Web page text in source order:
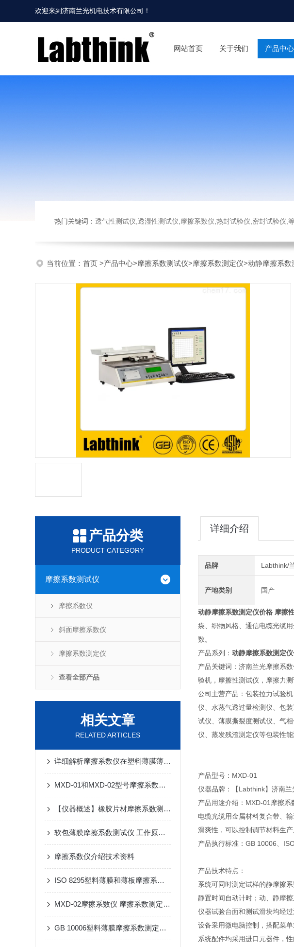
欢迎来到济南兰光机电技术有限公司 ！
网站首页 关于我们 产品中心
热门关键词： 透气性测试仪,透湿性测试仪,摩擦系数仪,热封试验仪,密封试验仪,等压法透氧仪,
当前位置： 首页 >产品中心>摩擦系数测试仪>摩擦系数测定仪>动静摩擦系数
产品分类
PRODUCT CATEGORY
摩擦系数测试仪
摩擦系数仪
斜面摩擦系数仪
摩擦系数测定仪
查看全部产品
相关文章
RELATED ARTICLES
详细解析摩擦系数仪在塑料薄膜薄片检测中的应用
MXD-01和MXD-02型号摩擦系数仪到底有什么不同
【仪器概述】橡胶片材摩擦系数测定仪
软包薄膜摩擦系数测试仪 工作原理 技术说明
摩擦系数仪介绍技术资料
ISO 8295塑料薄膜和薄板摩擦系数测定仪技术解析
MXD-02摩擦系数仪 摩擦系数测定仪 摩擦系数测量仪
GB 10006塑料薄膜摩擦系数测定仪开启包装材料性能评估新篇章
详细介绍
品牌 Labthink/
产地类别 国产
动静摩擦系数测定仪价格 摩擦
袋、织物风格、通信电缆光缆
数。
产品系列： 动静摩擦系数测定
产品关键词：济南兰光摩擦系
验机，摩擦性测试仪，摩擦力
公司主营产品：包装拉力试验
仪、水蒸气透过量检测仪、包
试仪、薄膜撕裂度测试仪、气
仪、蒸发残渣测定仪等包装性能
产品型号：MXD-01
仪器品牌：【Labthink】济南兰
产品用途介绍： MXD-01摩擦系
电缆光缆用金属材料复合带、
滑爽性，可以控制调节材料生
产品执行标准：GB 10006、
产品技术特点：
系统可同时测定试样的静摩擦
静置时间自动计时；动、静摩
仪器试验台面和测试滑块均经
设备采用微电脑控制，搭配菜
系统配件均采用进口元器件，